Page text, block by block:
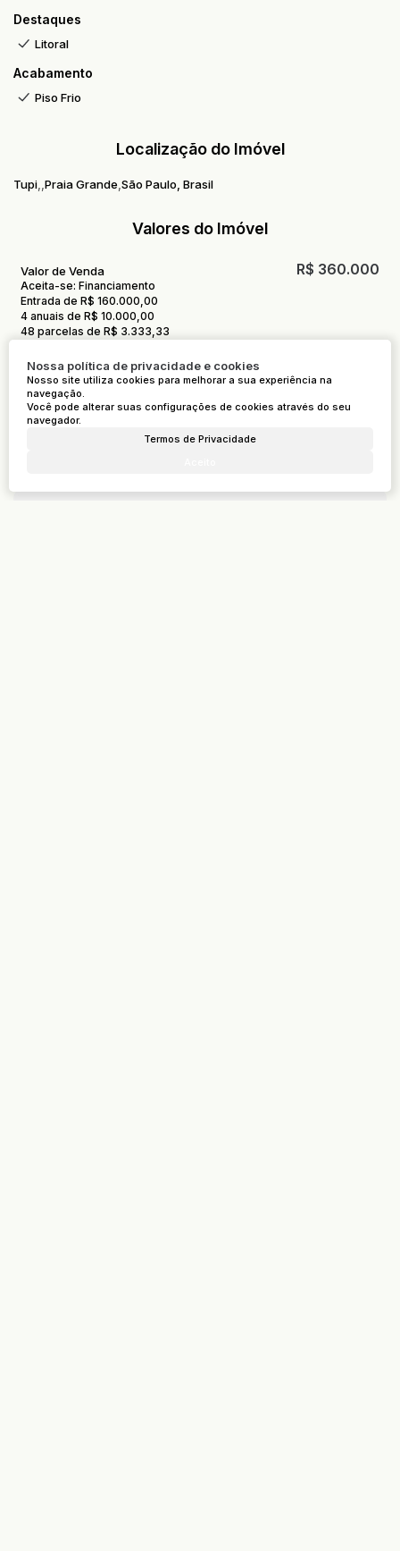
Nossa política de privacidade e cookies
Nosso site utiliza cookies para melhorar a sua experiência na
navegação.
Você pode alterar suas configurações de cookies através do seu
navegador.
Termos de Privacidade
Destaques
Litoral
Acabamento
Piso Frio
Localização do Imóvel
Tupi Praia Grande São Paulo, Brasil
Valores do Imóvel
R$ 360.000
Valor de Venda
Aceita-se: Financiamento
Entrada de R$ 160.000,00
4 anuais de R$ 10.000,00
48 parcelas de R$ 3.333,33
Atendimento pelo WhatsApp